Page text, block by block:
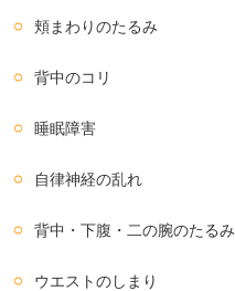
頬まわりのたるみ
背中のコリ
睡眠障害
自律神経の乱れ
背中・下腹・二の腕のたるみ
ウエストのしまり